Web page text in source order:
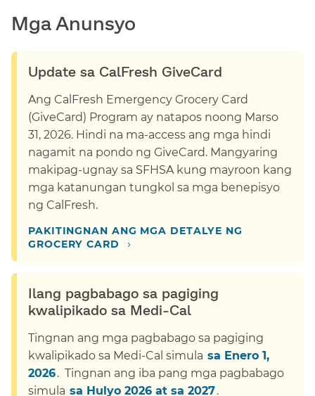
Mga Anunsyo​​
Update sa CalFresh GiveCard​​
Ang CalFresh Emergency Grocery Card
(GiveCard) Program ay natapos noong Marso
31, 2026. Hindi na ma-access ang mga hindi
nagamit na pondo ng GiveCard. Mangyaring
makipag-ugnay sa SFHSA kung mayroon kang
mga katanungan tungkol sa mga benepisyo
ng CalFresh.​​
PAKITINGNAN ANG MGA DETALYE NG
GROCERY CARD​​
›​​
Ilang pagbabago sa pagiging
kwalipikado sa Medi-Cal​​
Tingnan ang mga pagbabago sa pagiging
kwalipikado sa Medi-Cal simula​​ sa Enero 1,
2026​​. Tingnan ang iba pang mga pagbabago
simula​​ sa Hulyo 2026 at sa 2027​​.​​